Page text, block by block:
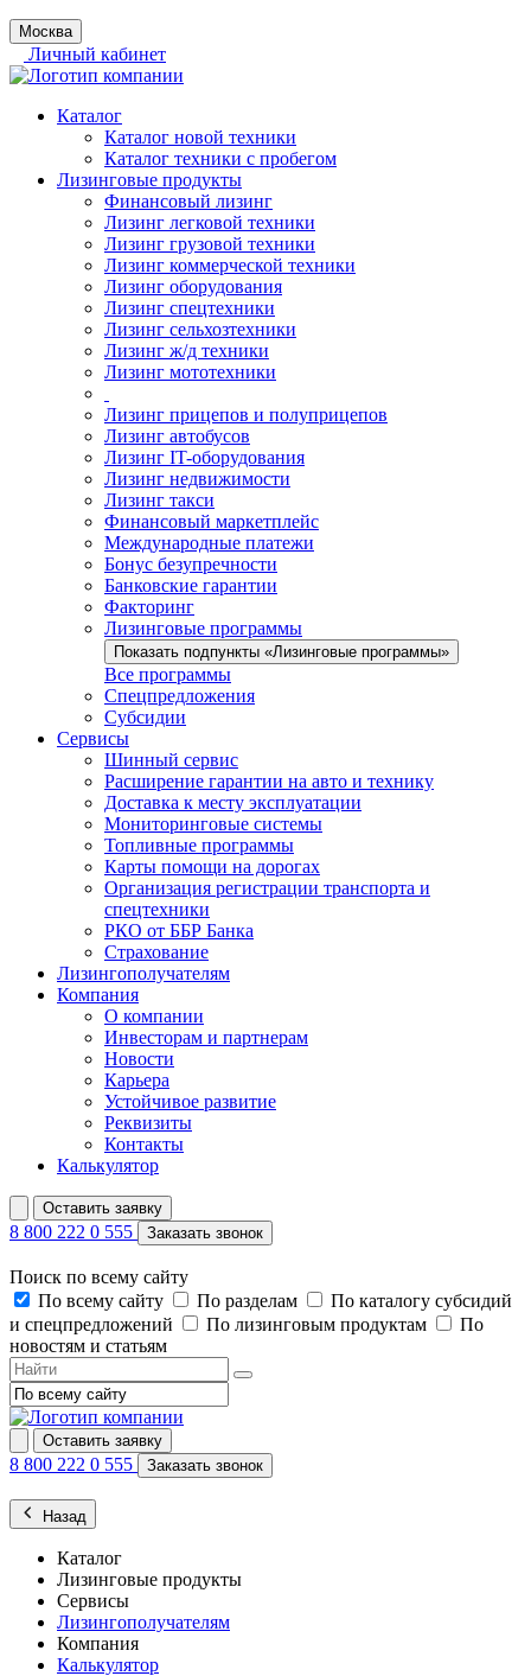
Москва
Личный кабинет
Каталог
Каталог новой техники
Каталог техники с пробегом
Лизинговые продукты
Финансовый лизинг
Лизинг легковой техники
Лизинг грузовой техники
Лизинг коммерческой техники
Лизинг оборудования
Лизинг спецтехники
Лизинг сельхозтехники
Лизинг ж/д техники
Лизинг мототехники
Лизинг прицепов и полуприцепов
Лизинг автобусов
Лизинг IT-оборудования
Лизинг недвижимости
Лизинг такси
Финансовый маркетплейс
Международные платежи
Бонус безупречности
Банковские гарантии
Факторинг
Лизинговые программы
Показать подпункты «Лизинговые программы»
Все программы
Спецпредложения
Субсидии
Сервисы
Шинный сервис
Расширение гарантии на авто и технику
Доставка к месту эксплуатации
Мониторинговые системы
Топливные программы
Карты помощи на дорогах
Организация регистрации транспорта и
спецтехники
РКО от ББР Банка
Страхование
Лизингополучателям
Компания
О компании
Инвесторам и партнерам
Новости
Карьера
Устойчивое развитие
Реквизиты
Контакты
Калькулятор
Оставить заявку
8 800 222 0 555 Заказать звонок
Поиск по всему сайту
По всему сайту
По разделам
По каталогу субсидий
и спецпредложений
По лизинговым продуктам
По
новостям и статьям
Оставить заявку
8 800 222 0 555 Заказать звонок
Назад
Каталог
Лизинговые продукты
Сервисы
Лизингополучателям
Компания
Калькулятор